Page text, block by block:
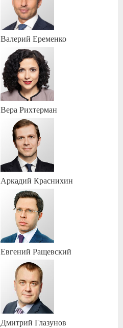
Валерий Еременко
Вера Рихтерман
Аркадий Краснихин
Евгений Ращевский
Дмитрий Глазунов